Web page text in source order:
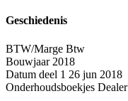
Geschiedenis
BTW/Marge Btw
Bouwjaar 2018
Datum deel 1 26 jun 2018
Onderhoudsboekjes Dealer